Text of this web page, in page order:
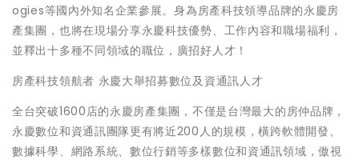
ogies等國內外知名企業參展。身為房產科技領導品牌的永慶房
產集團，也將在現場分享永慶科技優勢、工作內容和職場福利，
並釋出十多種不同領域的職位，廣招好人才！
房產科技領航者 永慶大舉招募數位及資通訊人才
全台突破1600店的永慶房產集團，不僅是台灣最大的房仲品牌，
永慶數位和資通訊團隊更有將近200人的規模，橫跨軟體開發、
數據科學、網路系統、數位行銷等多樣數位和資通訊領域，傲視